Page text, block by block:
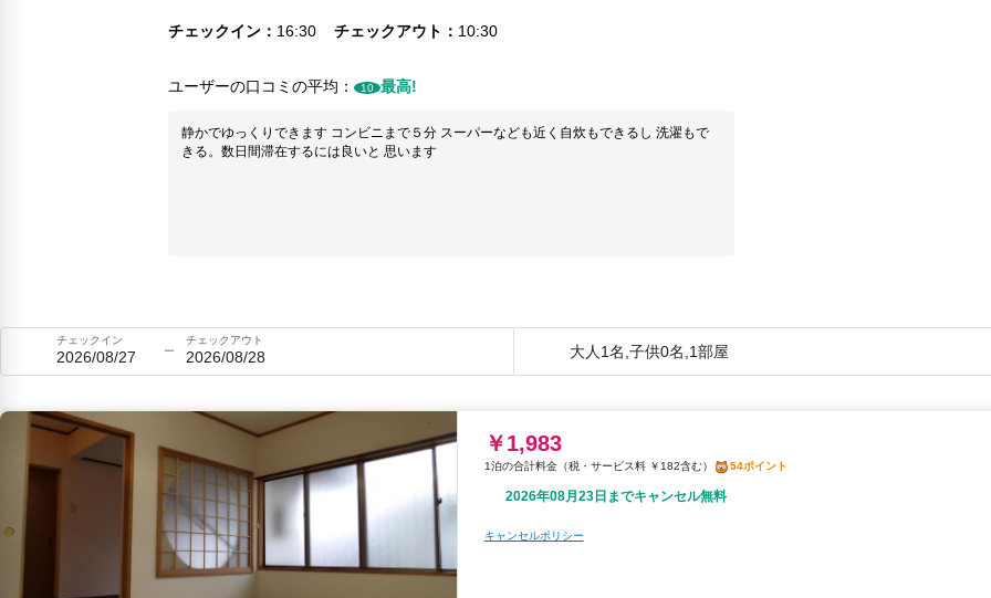
チェックイン 16:30 チェックアウト 10:30
ユーザーの口コミの平均： 10 最高!
静かでゆっくりできます コンビニまで５分 スーパーなども近く自炊もできるし 洗濯もで
きる。数日間滞在するには良いと 思います
チェックイン
2026/08/27
チェックアウト
2026/08/28 大人1名,子供0名,1部屋
￥1,983
税・サービス料 ￥182含む 54ポイント
2026年08月23日までキャンセル無料
キャンセルポリシー